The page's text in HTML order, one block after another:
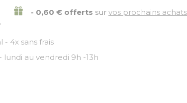
- 0,60 € offerts sur vos prochains achats
- 4x sans frais
lundi au vendredi 9h -13h